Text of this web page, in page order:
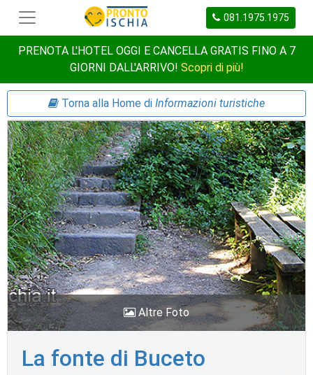
081.1975.1975
PRENOTA L'HOTEL OGGI E CANCELLA GRATIS FINO A 7
GIORNI DALL'ARRIVO! Scopri di più!
Torna alla Home di Informazioni turistiche
Altre Foto
La fonte di Buceto